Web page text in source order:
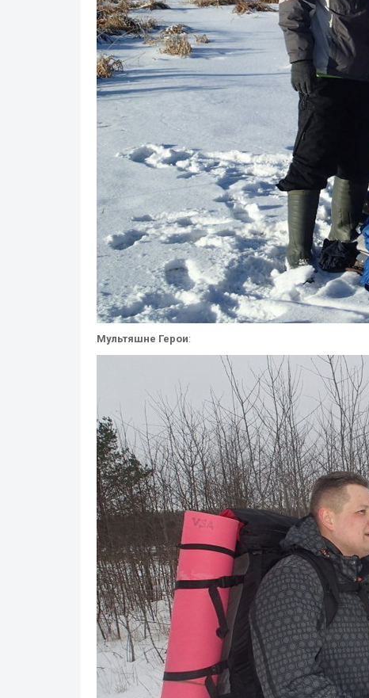
Мультяшне Герои: